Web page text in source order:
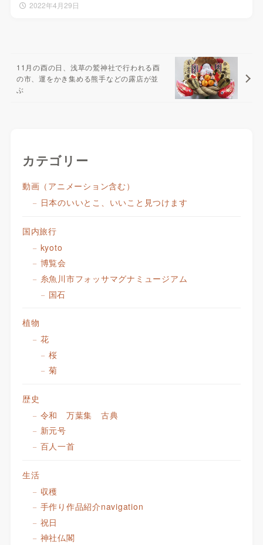
2022年4月29日
11月の酉の日、浅草の鷲神社で行われる酉
の市、運をかき集める熊手などの露店が並
ぶ
カテゴリー
動画（アニメーション含む）
日本のいいとこ、いいこと見つけます
国内旅行
kyoto
博覧会
糸魚川市フォッサマグナミュージアム
国石
植物
花
桜
菊
歴史
令和 万葉集 古典
新元号
百人一首
生活
収穫
手作り作品紹介navigation
祝日
神社仏閣